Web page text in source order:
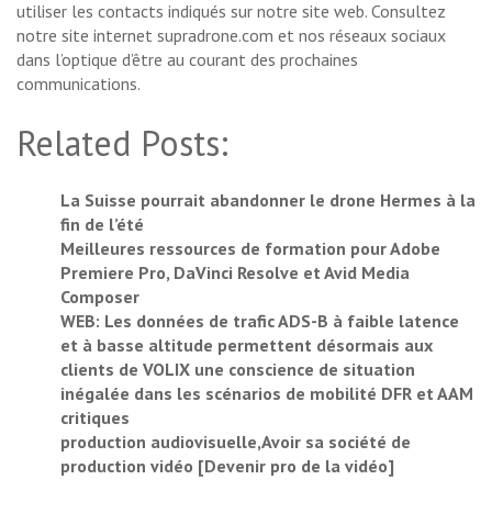
utiliser les contacts indiqués sur notre site web. Consultez
notre site internet supradrone.com et nos réseaux sociaux
dans l’optique d’être au courant des prochaines
communications.
Related Posts:
La Suisse pourrait abandonner le drone Hermes à la
fin de l’été
Meilleures ressources de formation pour Adobe
Premiere Pro, DaVinci Resolve et Avid Media
Composer
WEB: Les données de trafic ADS-B à faible latence
et à basse altitude permettent désormais aux
clients de VOLIX une conscience de situation
inégalée dans les scénarios de mobilité DFR et AAM
critiques
production audiovisuelle,Avoir sa société de
production vidéo [Devenir pro de la vidéo]